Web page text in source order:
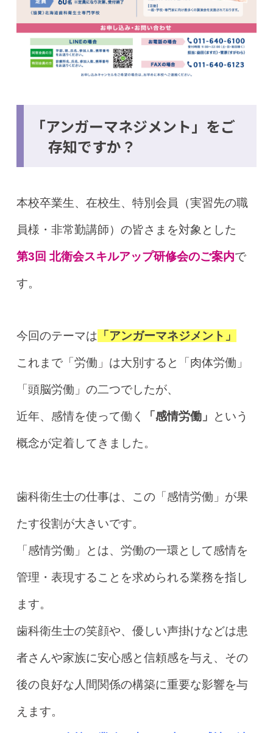
「アンガーマネジメント」をご
存知ですか？
本校卒業生、在校生、特別会員（実習先の職
員様・非常勤講師）の皆さまを対象とした
第3回 北衛会スキルアップ研修会のご案内で
す。
今回のテーマは 「アンガーマネジメント」
これまで「労働」は大別すると「肉体労働」
「頭脳労働」の二つでしたが、
近年、感情を使って働く 「感情労働」 という
概念が定着してきました。
歯科衛生士の仕事は、この「感情労働」が果
たす役割が大きいです。
「感情労働」とは、労働の一環として感情を
管理・表現することを求められる業務を指し
ます。
歯科衛生士の笑顔や、優しい声掛けなどは患
者さんや家族に安心感と信頼感を与え、その
後の良好な人間関係の構築に重要な影響を与
えます。